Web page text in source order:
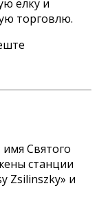
елку и
торговлю.
Святого
станции
Zsilinszky» и